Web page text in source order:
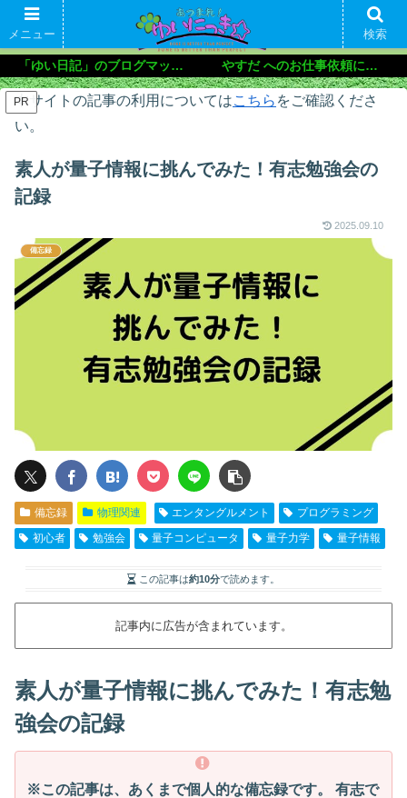
「ゆい日記」のブログマップ🌝 やすだ へのお仕事依頼について
PR
本サイトの記事の利用についてはこちら をご確認くださ
い。
素人が量子情報に挑んでみた！有志勉強会の
記録
2025.09.10
備忘録
備忘録 物理関連 エンタングルメント
プログラミング
初心者
勉強会 量子コンピュータ 量子力学 量子情報
この記事は約10分で読めます。
記事内に広告が含まれています。
素人が量子情報に挑んでみた！有志勉
強会の記録
※この記事は、あくまで個人的な備忘録です。 有志で
メニュー 検索